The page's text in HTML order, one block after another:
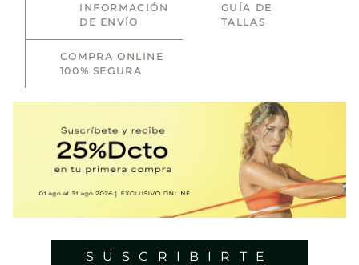
En esta oportunidad, tendremos increíbles descuentos tanto para las
amantes del yoga como para quienes entrenan en el gimnasio, las
apasionadas por el tenis o cualquier otro deporte. Sin duda, es el
momento ideal para verte increíble mientras realizas tus rutinas, y lo
mejor es que podrás llevar tus outfits favoritos a precios inigualables.
¿Buscas prendas inferiores cómodas y trendy? ¡Estás en el lugar
correcto! Aquí, descubrirás bikers, leggings, shorts y sudaderas en
variedad de estilos que se adaptarán no sólo a tu cuerpo sino también a
tus entrenamientos, permitiéndote rendir al máximo.
Asimismo, contamos con ofertasCyber Weeken nuestras piezas
superiores como camisetas, tops y chaquetas ideales para
te sientas segura y en confianza en todo momento.
casa variedad de outfits cargados de estilo que le darán un nuevo
significado a tus entrenamientos.
Week de Vivant?
tal manera que cuando estés realizando la compra, el proceso sea
mucho más ágil. Además, recuerda suscribirte a nuestro newsletter o
síguenos en redes sociales para estar informada de todo lo que pasa en
¿Qué tipo de prendas puedo encontrar en el Cyber
Desde leggings, pantalones y bikers hasta tops deportivos, chaquetas y
camisetas, son solo algunos de los productos que encontrarás en esta
complementar tus rutinas.
INFORMACIÓN
DE ENVÍO
GUÍA DE
TALLAS
COMPRA ONLINE
100% SEGURA
SUSCRIBIRTE